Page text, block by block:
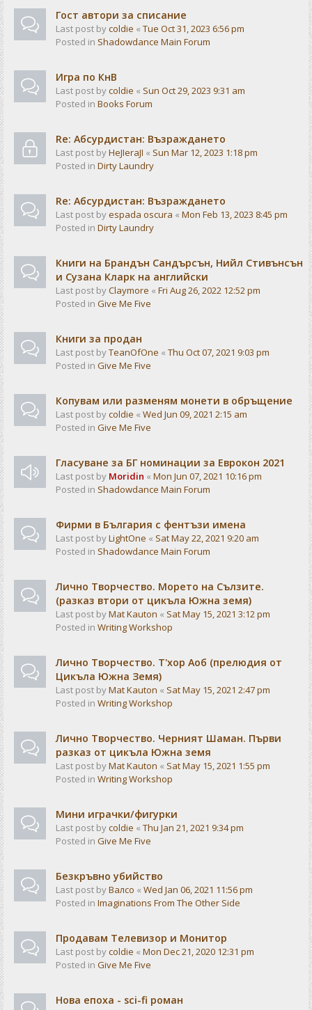
Гост автори за списание
Last post bycoldie « Tue Oct 31, 2023 6:56 pm
Posted in Shadowdance Main Forum
Игра по КнВ
Last post bycoldie « Sun Oct 29, 2023 9:31 am
Posted in Books Forum
Re: Абсурдистан: Възраждането
Last post byHeJIeraJI « Sun Mar 12, 2023 1:18 pm
Posted in Dirty Laundry
Re: Абсурдистан: Възраждането
Last post byespada oscura « Mon Feb 13, 2023 8:45 pm
Posted in Dirty Laundry
Книги на Брандън Сандърсън, Нийл Стивънсън
и Сузана Кларк на английски
Last post byClaymore « Fri Aug 26, 2022 12:52 pm
Posted in Give Me Five
Книги за продан
Last post byTeanOfOne « Thu Oct 07, 2021 9:03 pm
Posted in Give Me Five
Копувам или разменям монети в обръщение
Last post bycoldie « Wed Jun 09, 2021 2:15 am
Posted in Give Me Five
Гласуване за БГ номинации за Еврокон 2021
Last post by Moridin « Mon Jun 07, 2021 10:16 pm
Posted in Shadowdance Main Forum
Фирми в България с фентъзи имена
Last post byLightOne « Sat May 22, 2021 9:20 am
Posted in Shadowdance Main Forum
Лично Творчество. Морето на Сълзите.
(разказ втори от цикъла Южна земя)
Last post byMat Kauton « Sat May 15, 2021 3:12 pm
Posted in Writing Workshop
Лично Творчество. Т'хор Аоб (прелюдия от
Цикъла Южна Земя)
Last post byMat Kauton « Sat May 15, 2021 2:47 pm
Posted in Writing Workshop
Лично Творчество. Черният Шаман. Първи
разказ от цикъла Южна земя
Last post byMat Kauton « Sat May 15, 2021 1:55 pm
Posted in Writing Workshop
Мини играчки/фигурки
Last post bycoldie « Thu Jan 21, 2021 9:34 pm
Posted in Give Me Five
Безкръвно убийство
Last post byВалсо « Wed Jan 06, 2021 11:56 pm
Posted in Imaginations From The Other Side
Продавам Телевизор и Монитор
Last post bycoldie « Mon Dec 21, 2020 12:31 pm
Posted in Give Me Five
Нова епоха - sci-fi роман